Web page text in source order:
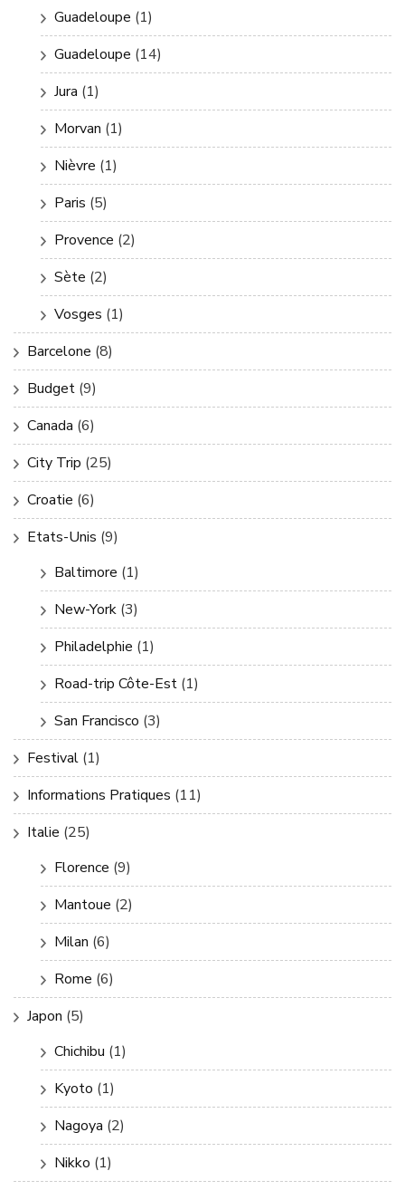
Guadeloupe (1)
Guadeloupe (14)
Jura (1)
Morvan (1)
Nièvre (1)
Paris (5)
Provence (2)
Sète (2)
Vosges (1)
Barcelone (8)
Budget (9)
Canada (6)
City Trip (25)
Croatie (6)
Etats-Unis (9)
Baltimore (1)
New-York (3)
Philadelphie (1)
Road-trip Côte-Est (1)
San Francisco (3)
Festival (1)
Informations Pratiques (11)
Italie (25)
Florence (9)
Mantoue (2)
Milan (6)
Rome (6)
Japon (5)
Chichibu (1)
Kyoto (1)
Nagoya (2)
Nikko (1)